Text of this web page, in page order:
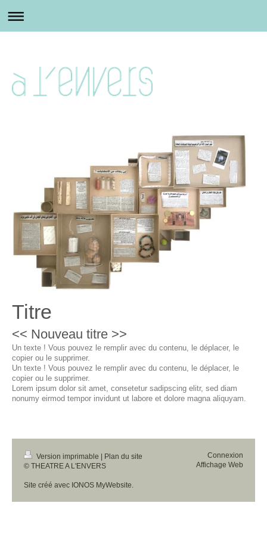
Titre
<< Nouveau titre >>
Un texte ! Vous pouvez le remplir avec du contenu, le déplacer, le
copier ou le supprimer.
Un texte ! Vous pouvez le remplir avec du contenu, le déplacer, le
copier ou le supprimer.
Lorem ipsum dolor sit amet, consetetur sadipscing elitr, sed diam
nonumy eirmod tempor invidunt ut labore et dolore magna aliquyam.
Version imprimable
Plan du site
© THEATRE A L'ENVERS
Site créé avec IONOS MyWebsite
Connexion
Affichage Web